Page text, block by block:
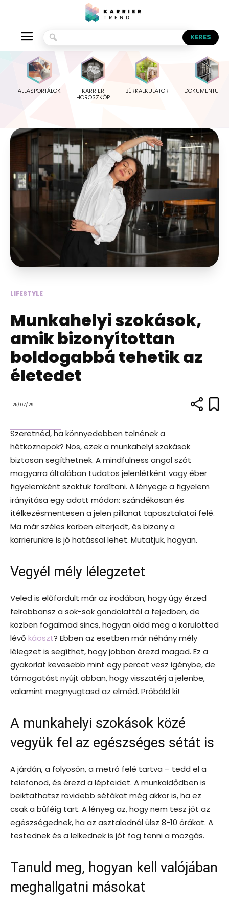
ÁLLÁSPORTÁLOK
KARRIER
HOROSZKÓP
BÉRKALKULÁTOR
LIFESTYLE
Munkahelyi szokások,
amik bizonyítottan
boldogabbá tehetik az
életedet
25/07/29
Szeretnéd, ha könnyedebben telnének a
hétköznapok? Nos, ezek a munkahelyi szokások
biztosan segíthetnek. A mindfulness angol szót
magyarra általában tudatos jelenlétként vagy éber
figyelemként szoktuk fordítani. A lényege a figyelem
irányítása egy adott módon: szándékosan és
ítélkezésmentesen a jelen pillanat tapasztalatai felé.
Ma már széles körben elterjedt, és bizony a
karrierünkre is jó hatással lehet. Mutatjuk, hogyan.
Vegyél mély lélegzetet
Veled is előfordult már az irodában, hogy úgy érzed
felrobbansz a sok-sok gondolattól a fejedben, de
közben fogalmad sincs, hogyan oldd meg a körülötted
lévő káoszt? Ebben az esetben már néhány mély
lélegzet is segíthet, hogy jobban érezd magad. Ez a
gyakorlat kevesebb mint egy percet vesz igénybe, de
támogatást nyújt abban, hogy visszatérj a jelenbe,
valamint megnyugtasd az elméd. Próbáld ki!
A munkahelyi szokások közé
vegyük fel az egészséges sétát is
A járdán, a folyosón, a metró felé tartva – tedd el a
telefonod, és érezd a lépteidet. A munkaidődben is
beiktathatsz rövidebb sétákat még akkor is, ha ez
csak a büféig tart. A lényeg az, hogy nem tesz jót az
egészségednek, ha az asztalodnál ülsz 8-10 órákat. A
testednek és a lelkednek is jót fog tenni a mozgás.
Tanuld meg, hogyan kell valójában
meghallgatni másokat